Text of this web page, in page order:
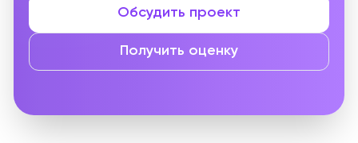
Обсудить проект
Получить оценку